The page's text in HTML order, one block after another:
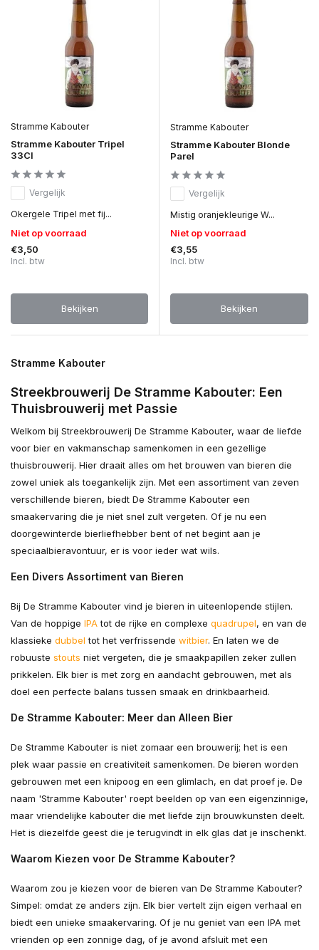
Stramme Kabouter
Stramme Kabouter Tripel
33Cl
Vergelijk
Okergele Tripel met fij...
Niet op voorraad
€3,50
Incl. btw
Bekijken
Stramme Kabouter
Stramme Kabouter Blonde
Parel
Vergelijk
Mistig oranjekleurige W...
Niet op voorraad
€3,55
Incl. btw
Bekijken
Stramme Kabouter
Streekbrouwerij De Stramme Kabouter: Een
Thuisbrouwerij met Passie
Welkom bij Streekbrouwerij De Stramme Kabouter, waar de liefde
voor bier en vakmanschap samenkomen in een gezellige
thuisbrouwerij. Hier draait alles om het brouwen van bieren die
zowel uniek als toegankelijk zijn. Met een assortiment van zeven
verschillende bieren, biedt De Stramme Kabouter een
smaakervaring die je niet snel zult vergeten. Of je nu een
doorgewinterde bierliefhebber bent of net begint aan je
speciaalbieravontuur, er is voor ieder wat wils.
Een Divers Assortiment van Bieren
Bij De Stramme Kabouter vind je bieren in uiteenlopende stijlen.
Van de hoppige IPAtot de rijke en complexe quadrupel, en van de
klassieke dubbel tot het verfrissende witbier. En laten we de
robuuste stouts niet vergeten, die je smaakpapillen zeker zullen
prikkelen. Elk bier is met zorg en aandacht gebrouwen, met als
doel een perfecte balans tussen smaak en drinkbaarheid.
De Stramme Kabouter: Meer dan Alleen Bier
De Stramme Kabouter is niet zomaar een brouwerij; het is een
plek waar passie en creativiteit samenkomen. De bieren worden
gebrouwen met een knipoog en een glimlach, en dat proef je. De
naam 'Stramme Kabouter' roept beelden op van een eigenzinnige,
maar vriendelijke kabouter die met liefde zijn brouwkunsten deelt.
Het is diezelfde geest die je terugvindt in elk glas dat je inschenkt.
Waarom Kiezen voor De Stramme Kabouter?
Waarom zou je kiezen voor de bieren van De Stramme Kabouter?
Simpel: omdat ze anders zijn. Elk bier vertelt zijn eigen verhaal en
biedt een unieke smaakervaring. Of je nu geniet van een IPA met
vrienden op een zonnige dag, of je avond afsluit met een